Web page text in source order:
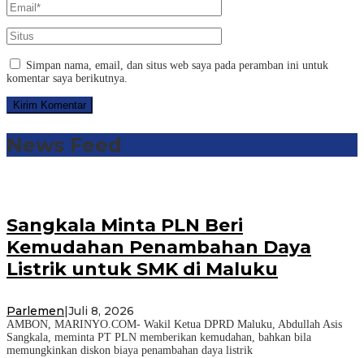
Simpan nama, email, dan situs web saya pada peramban ini untuk
komentar saya berikutnya.
News Feed
Sangkala Minta PLN Beri
Kemudahan Penambahan Daya
Listrik untuk SMK di Maluku
Parlemen Juli 8, 2026
AMBON, MARINYO.COM- Wakil Ketua DPRD Maluku, Abdullah Asis
Sangkala, meminta PT PLN memberikan kemudahan, bahkan bila
memungkinkan diskon biaya penambahan daya listrik